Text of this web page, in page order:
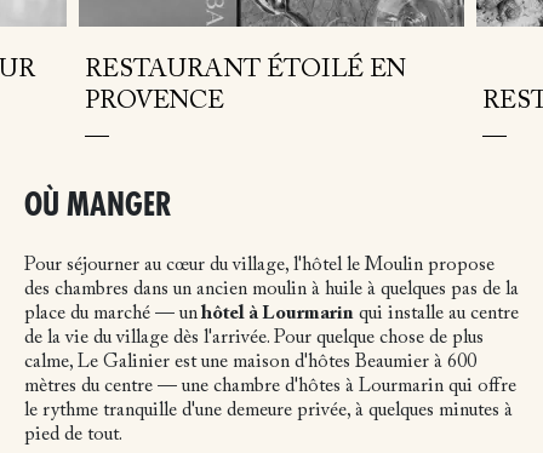
RESTAURANT ÉTOILÉ EN
PROVENCE
OÙ MANGER
Pour séjourner au cœur du village, l'hôtel le Moulin propose
des chambres dans un ancien moulin à huile à quelques pas de la
place du marché — unhôtel à Lourmarin qui installe au centre
de la vie du village dès l'arrivée. Pour quelque chose de plus
calme, Le Galinier est une maison d'hôtes Beaumier à 600
mètres du centre — une chambre d'hôtes à Lourmarin qui offre
le rythme tranquille d'une demeure privée, à quelques minutes à
pied de tout.